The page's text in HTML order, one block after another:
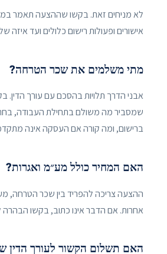
לא מניחים זאת. בקשו שההצעה תאמר
אישורים ופעולות רישום כלולים ועד איזה
מתי משלמים את שכר הטרחה?
אבני הדרך תלויות בהסכם עם עורך הדין.
שמסביר מה משולם בתחילת העבודה,
ברישום, ומה קורה אם העסקה אינה
האם המחיר כולל מע״מ ואגרות?
ההצעה צריכה להפריד בין שכר הטרחה,
אחרות. אם הדבר אינו כתוב, בקשו הבהרה
האם תשלום הקשור לעורך הדין